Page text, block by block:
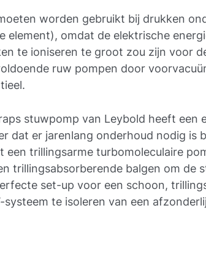
worden gebruikt bij drukken
element), omdat de elektrische
te ioniseren te groot zou zijn voor
ruw pompen door
stuwpomp van Leybold heeft een
dat er jarenlang onderhoud nodig is
een trillingsarme turbomoleculaire
trillingsabsorberende balgen om de
set-up voor een schoon,
te isoleren van een